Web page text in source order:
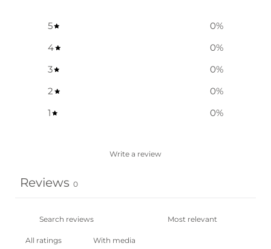
5 0%
4
0%
3
0%
2
0%
1
0%
Write a review
Reviews 0
With media